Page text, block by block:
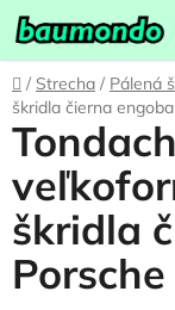
Prejsť
na
obsah
Domov
/ Strecha / Pálená
škridla čierna
škridla